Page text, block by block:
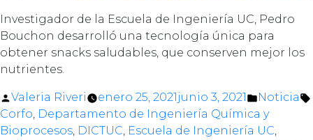
Investigador de la Escuela de Ingeniería UC, Pedro
Bouchon desarrolló una tecnología única para
obtener snacks saludables, que conserven mejor los
nutrientes.
Posted
by
Valeria Riveri enero 25, 2021junio 3, 2021
Posted
in
Noticia
Corfo, Departamento de Ingeniería Química y
Bioprocesos, DICTUC, Escuela de Ingeniería UC,